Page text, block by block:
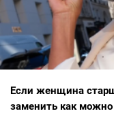
Если женщина
заменить как можно